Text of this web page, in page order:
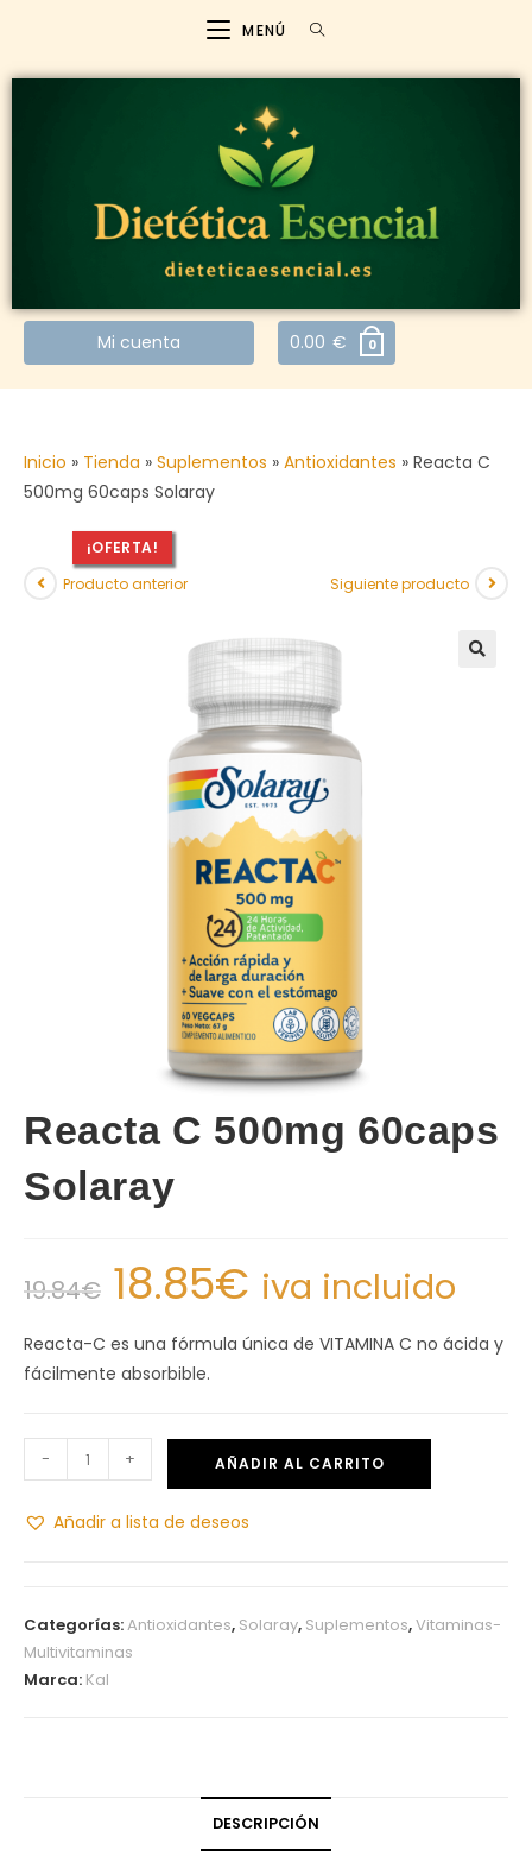
MENÚ
Mi cuenta 0.00 € 0
Inicio » Tienda » Suplementos » Antioxidantes » Reacta C
500mg 60caps Solaray
¡OFERTA!
Producto anterior
Siguiente producto
Reacta C 500mg 60caps
Solaray
19.84€ 18.85€ iva incluido
Reacta-C es una fórmula única de VITAMINA C no ácida y
fácilmente absorbible.
- + AÑADIR AL CARRITO
Añadir a lista de deseos
Categorías:Antioxidantes, Solaray, Suplementos,Vitaminas-
Multivitaminas
Marca: Kal
DESCRIPCIÓN